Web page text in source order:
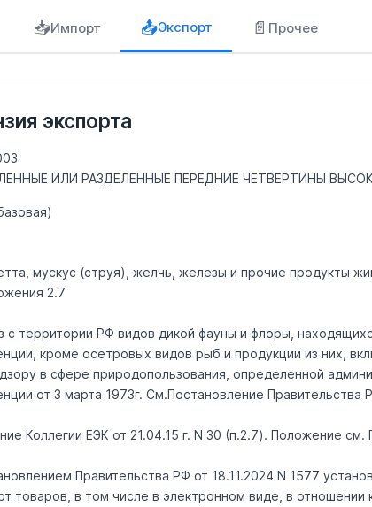
📥Импорт 📤Экспорт 📄 Прочее
экспорта
ИЛИ РАЗДЕЛЕННЫЕ ПЕРЕДНИЕ ЧЕТВЕРТИНЫ
мускус (струя), желчь, железы и прочие продукты
2.7
с территории РФ видов дикой фауны и флоры,
кроме осетровых видов рыб и продукции из них,
в сфере природопользования, определенной
от 3 марта 1973г. См.Постановление Правительства
Коллегии ЕЭК от 21.04.15 г. N 30 (п.2.7). Положение
Правительства РФ от 18.11.2024 N 1577
товаров, в том числе в электронном виде, в